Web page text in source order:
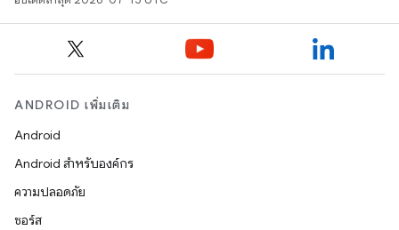
ANDROID เพิ่มเติม
Android
Android สำหรับองค์กร
ความปลอดภัย
ซอร์ส